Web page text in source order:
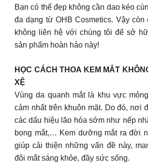
Bạn có thể đẹp không cần dao kéo
đa dạng từ OHB Cosmetics. Vậy còn
không liên hệ với chúng tôi để sở
sản phẩm hoàn hảo này!
HỌC CÁCH THOA KEM MẮT
XỆ
Vùng da quanh mắt là khu vực
cảm nhất trên khuôn mặt. Do đó, nơi
các dấu hiệu lão hóa sớm như nếp
bọng mắt,… Kem dưỡng mắt ra đời
giúp cải thiện những vấn đề này,
đôi mắt sáng khỏe, đầy sức sống.